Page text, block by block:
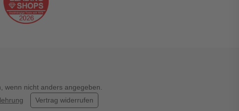
wenn nicht anders angegeben.
Vertrag widerrufen